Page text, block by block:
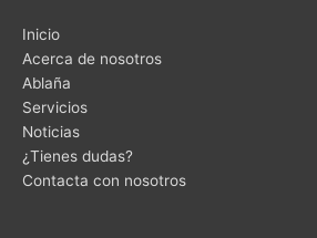
Inicio
Acerca de nosotros
Ablaña
Servicios
Noticias
¿Tienes dudas?
Contacta con nosotros